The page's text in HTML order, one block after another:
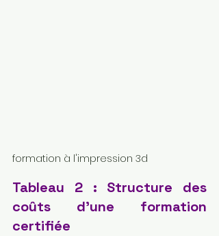
formation à l'impression 3d
Tableau 2 : Structure des
coûts d'une formation
certifiée